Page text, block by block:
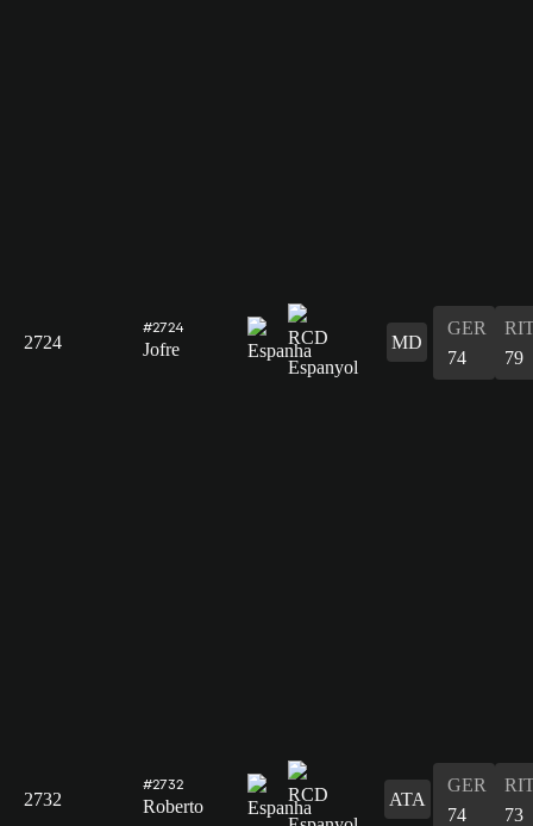
2724
#2724
Jofre MD
GER
74
79
2732
#2732
Roberto ATA
GER
74
73